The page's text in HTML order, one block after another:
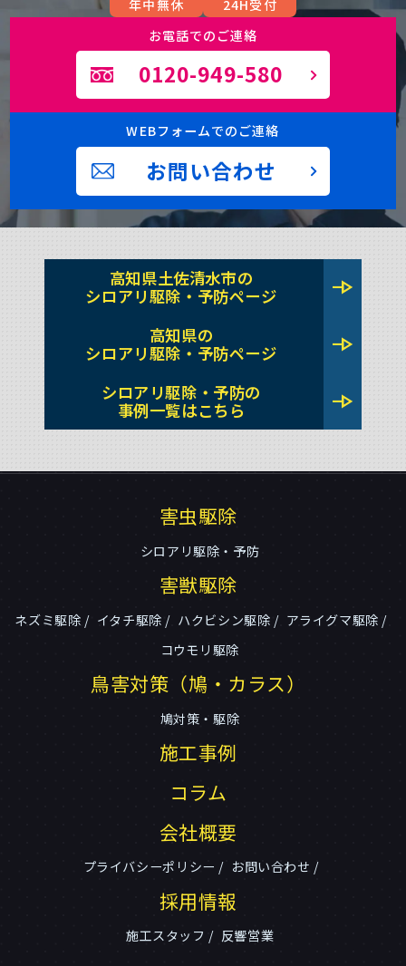
年中無休
24H受付
お電話でのご連絡
0120-949-580
WEBフォームでのご連絡
お問い合わせ
高知県土佐清水市の
シロアリ駆除・予防ページ
line_end_arrow
高知県の
シロアリ駆除・予防ページ
line_end_arrow
シロアリ駆除・予防の
事例一覧はこちら
line_end_arrow
害虫駆除
シロアリ駆除・予防
害獣駆除
ネズミ駆除 イタチ駆除 ハクビシン駆除
アライグマ駆除
コウモリ駆除
鳥害対策（鳩・カラス）
鳩対策・駆除
施工事例
コラム
会社概要
プライバシーポリシー お問い合わせ
採用情報
施工スタッフ 反響営業